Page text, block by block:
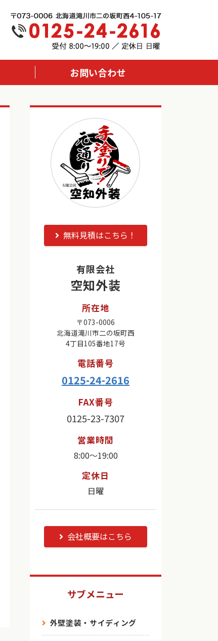
お問い合わせ
無料見積はこちら！
有限会社
空知外装
所在地
〒073-0006
北海道滝川市二の坂町西
4丁目105番地17号
電話番号
0125-24-2616
FAX番号
0125-23-7307
営業時間
8:00～19:00
定休日
日曜
会社概要はこちら
サブメニュー
外壁塗装・サイディング